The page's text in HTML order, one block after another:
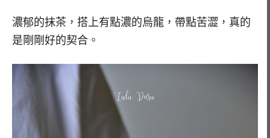
濃郁的抹茶，搭上有點濃的烏龍，帶點苦澀，真的
是剛剛好的契合。